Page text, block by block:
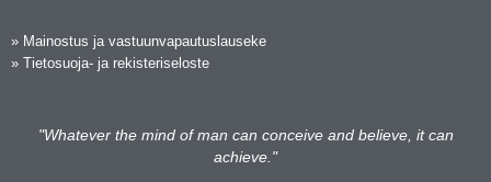
» Mainostus ja vastuunvapautuslauseke
» Tietosuoja- ja rekisteriseloste
"Whatever the mind of man can conceive and believe, it can
achieve."